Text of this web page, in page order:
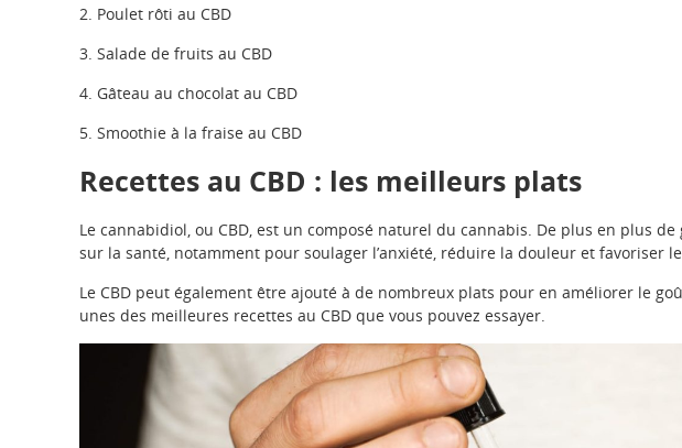
2. Poulet rôti au CBD
3. Salade de fruits au CBD
4. Gâteau au chocolat au CBD
5. Smoothie à la fraise au CBD
Recettes au CBD : les meilleurs plats
Le cannabidiol, ou CBD, est un composé naturel du cannabis. De plus en plus
sur la santé, notamment pour soulager l’anxiété, réduire la douleur et favoriser
Le CBD peut également être ajouté à de nombreux plats pour en améliorer le
unes des meilleures recettes au CBD que vous pouvez essayer.